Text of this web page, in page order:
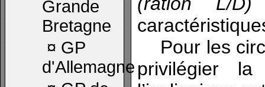
Grande
Bretagne
¤ GP
d'Allemagne
Pour les
privilégier